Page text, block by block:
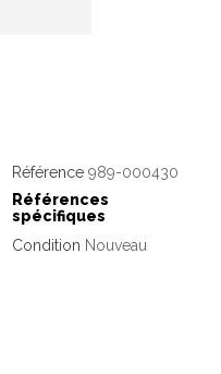
Référence 989-000430
Références
spécifiques
Condition Nouveau